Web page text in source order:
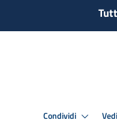
Condividi